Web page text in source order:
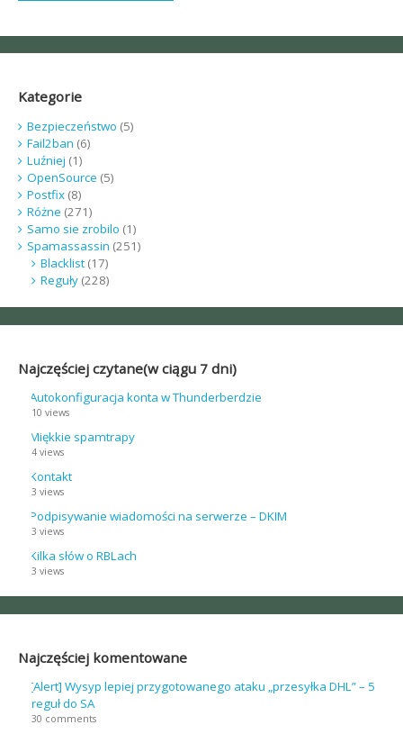
Kategorie
Bezpieczeństwo (5)
Fail2ban (6)
Luźniej (1)
OpenSource (5)
Postfix(8)
Różne (271)
Samo sie zrobilo (1)
Spamassassin (251)
Blacklist(17)
Reguły(228)
Najczęściej czytane(w ciągu 7 dni)
Autokonfiguracja konta w Thunderberdzie
10 views
Miękkie spamtrapy
4 views
Kontakt
3 views
Podpisywanie wiadomości na serwerze – DKIM
3 views
Kilka słów o RBLach
3 views
Najczęściej komentowane
[Alert] Wysyp lepiej przygotowanego ataku „przesyłka DHL” – 5
reguł do SA
30 comments